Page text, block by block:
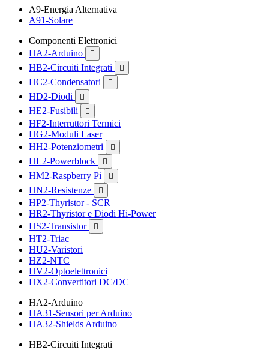
A9-Energia Alternativa
A91-Solare
Componenti Elettronici
HA2-Arduino

HB2-Circuiti Integrati 
HC2-Condensatori 
HD2-Diodi 
HE2-Fusibili 
HF2-Interruttori Termici
HG2-Moduli Laser
HH2-Potenziometri

HL2-Powerblock 
HM2-Raspberry Pi 
HN2-Resistenze 
HP2-Thyristor - SCR
HR2-Thyristor e Diodi Hi-Power
HS2-Transistor

HT2-Triac
HU2-Varistori
HZ2-NTC
HV2-Optoelettronici
HX2-Convertitori DC/DC
HA2-Arduino
HA31-Sensori per Arduino
HA32-Shields Arduino
HB2-Circuiti Integrati